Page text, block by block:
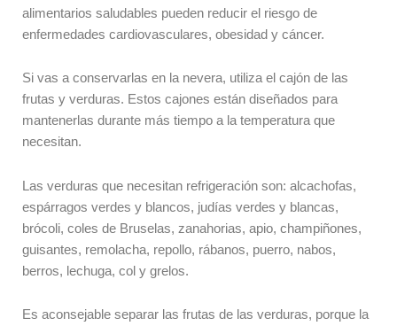
alimentarios saludables pueden reducir el riesgo de
enfermedades cardiovasculares, obesidad y cáncer.
Si vas a conservarlas en la nevera, utiliza el cajón de las
frutas y verduras. Estos cajones están diseñados para
mantenerlas durante más tiempo a la temperatura que
necesitan.
Las verduras que necesitan refrigeración son: alcachofas,
espárragos verdes y blancos, judías verdes y blancas,
brócoli, coles de Bruselas, zanahorias, apio, champiñones,
guisantes, remolacha, repollo, rábanos, puerro, nabos,
berros, lechuga, col y grelos.
Es aconsejable separar las frutas de las verduras, porque la